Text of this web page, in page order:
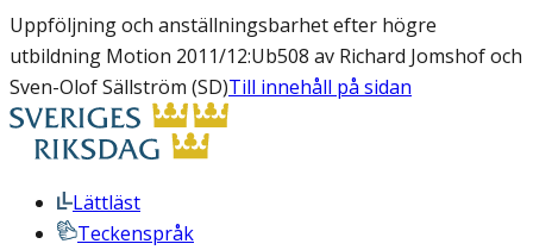
Uppföljning och anställningsbarhet efter högre
utbildning Motion 2011/12:Ub508 av Richard Jomshof och
Sven-Olof Sällström (SD)Till innehåll på sidan
Lättläst
Teckenspråk